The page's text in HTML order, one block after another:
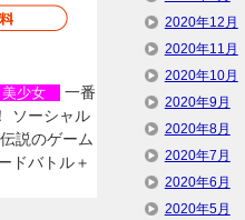
少女
一番
ソーシャル
説のゲーム
ドバトル＋
2020年12月
2020年11月
2020年10月
2020年9月
2020年8月
2020年7月
2020年6月
2020年5月